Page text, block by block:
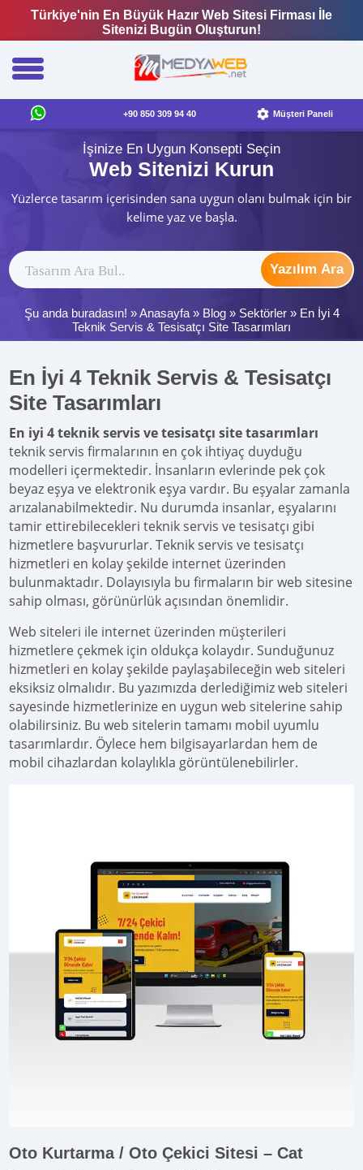
Türkiye'nin En Büyük Hazır Web Sitesi Firması İle
Sitenizi Bugün Oluşturun!
+90 850 309 94 40 Müşteri Paneli
İşinize En Uygun Konsepti Seçin
Web Sitenizi Kurun
Yüzlerce tasarım içerisinden sana uygun olanı bulmak için bir
kelime yaz ve başla.
Yazılım Ara
Şu anda buradasın! »Anasayfa» Blog» Sektörler» En İyi 4
Teknik Servis & Tesisatçı Site Tasarımları
En İyi 4 Teknik Servis & Tesisatçı
Site Tasarımları
En iyi 4 teknik servis ve tesisatçı site tasarımları
teknik servis firmalarının en çok ihtiyaç duyduğu
modelleri içermektedir. İnsanların evlerinde pek çok
beyaz eşya ve elektronik eşya vardır. Bu eşyalar zamanla
arızalanabilmektedir. Nu durumda insanlar, eşyalarını
tamir ettirebilecekleri teknik servis ve tesisatçı gibi
hizmetlere başvururlar. Teknik servis ve tesisatçı
hizmetleri en kolay şekilde internet üzerinden
bulunmaktadır. Dolayısıyla bu firmaların bir web sitesine
sahip olması, görünürlük açısından önemlidir.
Web siteleri ile internet üzerinden müşterileri
hizmetlere çekmek için oldukça kolaydır. Sunduğunuz
hizmetleri en kolay şekilde paylaşabileceğin web siteleri
eksiksiz olmalıdır. Bu yazımızda derlediğimiz web siteleri
sayesinde hizmetlerinize en uygun web sitelerine sahip
olabilirsiniz. Bu web sitelerin tamamı mobil uyumlu
tasarımlardır. Öylece hem bilgisayarlardan hem de
mobil cihazlardan kolaylıkla görüntülenebilirler.
Oto Kurtarma / Oto Çekici Sitesi – Cat